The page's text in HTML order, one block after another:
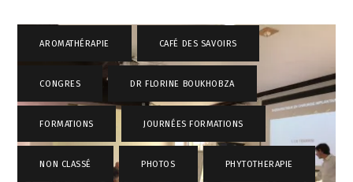
AROMATHÉRAPIE CAFÉ DES SAVOIRS
CONGRES , DR FLORINE BOUKHOBZA
FORMATIONS JOURNÉES FORMATIONS
NON CLASSÉ , PHOTOS , PHYTOTHERAPIE ,